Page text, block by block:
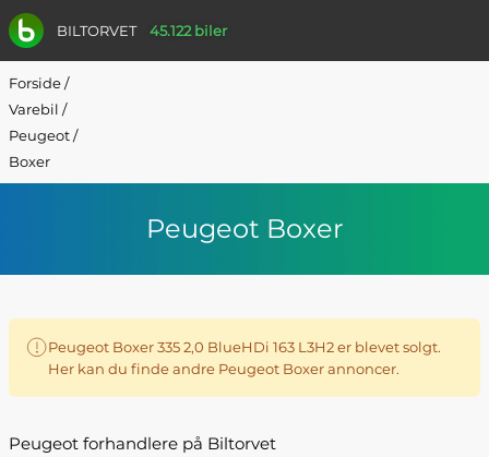
BILTORVET 45.122 biler
Forside/
Varebil /
Peugeot/
Boxer
Peugeot Boxer
Peugeot Boxer 335 2,0 BlueHDi 163 L3H2 er blevet solgt.
Her kan du finde andre Peugeot Boxer annoncer.
Peugeot forhandlere på Biltorvet